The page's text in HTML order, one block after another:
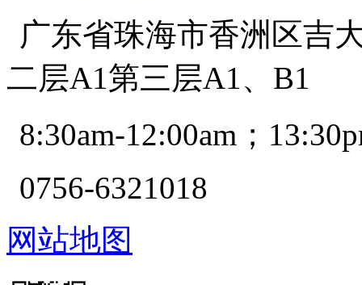
广东省珠海市香洲区吉
二层A1第三层A1、B1
8:30am-12:00am；
0756-6321018
网站地图